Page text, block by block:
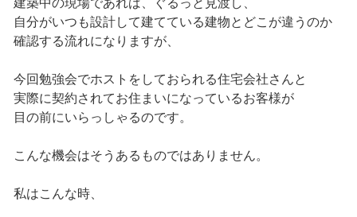
建築中の現場であれば、ぐるっと見渡し、
自分がいつも設計して建てている建物とどこが違うのか
確認する流れになりますが、
今回勉強会でホストをしておられる住宅会社さんと
実際に契約されてお住まいになっているお客様が
目の前にいらっしゃるのです。
こんな機会はそうあるものではありません。
私はこんな時、